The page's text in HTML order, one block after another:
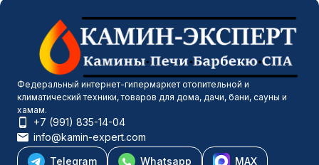
Федеральный интернет-гипермаркет отопительной и
климатический техники, товаров для дома, дачи, бани, сауны и
хамам.
+7 (991) 835-14-04
info@kamin-expert.com
Telegram
Whatsapp MAX